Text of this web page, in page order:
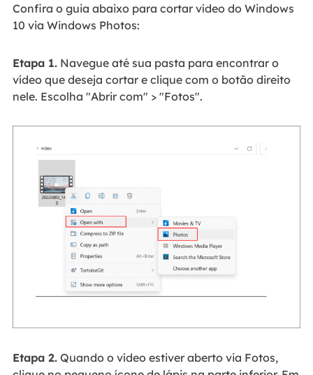
Confira o guia abaixo para cortar vídeo do Windows
10 via Windows Photos:
Etapa 1.Navegue até sua pasta para encontrar o
vídeo que deseja cortar e clique com o botão direito
nele. Escolha "Abrir com" > "Fotos".
Etapa 2.Quando o vídeo estiver aberto via Fotos,